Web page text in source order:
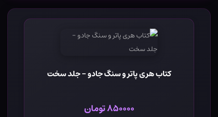
کتاب هری پاتر و سنگ جادو - جلد سخت
۸۵۰۰۰۰ تومان